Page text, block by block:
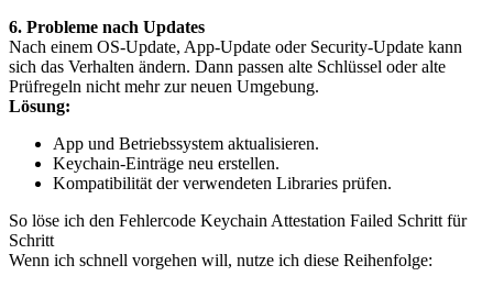
6. Probleme nach Updates
Nach einem OS-Update, App-Update oder Security-Update kann
sich das Verhalten ändern. Dann passen alte Schlüssel oder alte
Prüfregeln nicht mehr zur neuen Umgebung.
Lösung:
App und Betriebssystem aktualisieren.
Keychain-Einträge neu erstellen.
Kompatibilität der verwendeten Libraries prüfen.
So löse ich den Fehlercode Keychain Attestation Failed Schritt für
Schritt
Wenn ich schnell vorgehen will, nutze ich diese Reihenfolge: